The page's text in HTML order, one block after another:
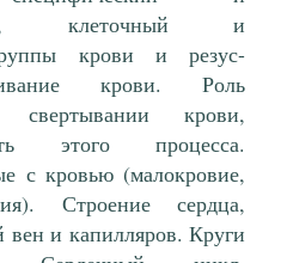
клеточный и
крови и резус-
крови. Роль
крови,
этого процесса.
с кровью (малокровие,
Строение сердца,
вен и капилляров. Круги